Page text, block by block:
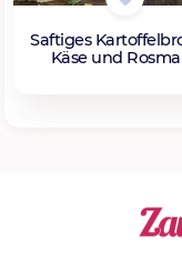
Saftiges
Käse und